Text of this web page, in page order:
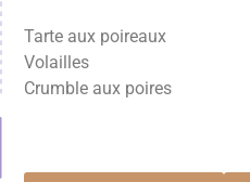
Tarte aux poireaux
Volailles
Crumble aux poires